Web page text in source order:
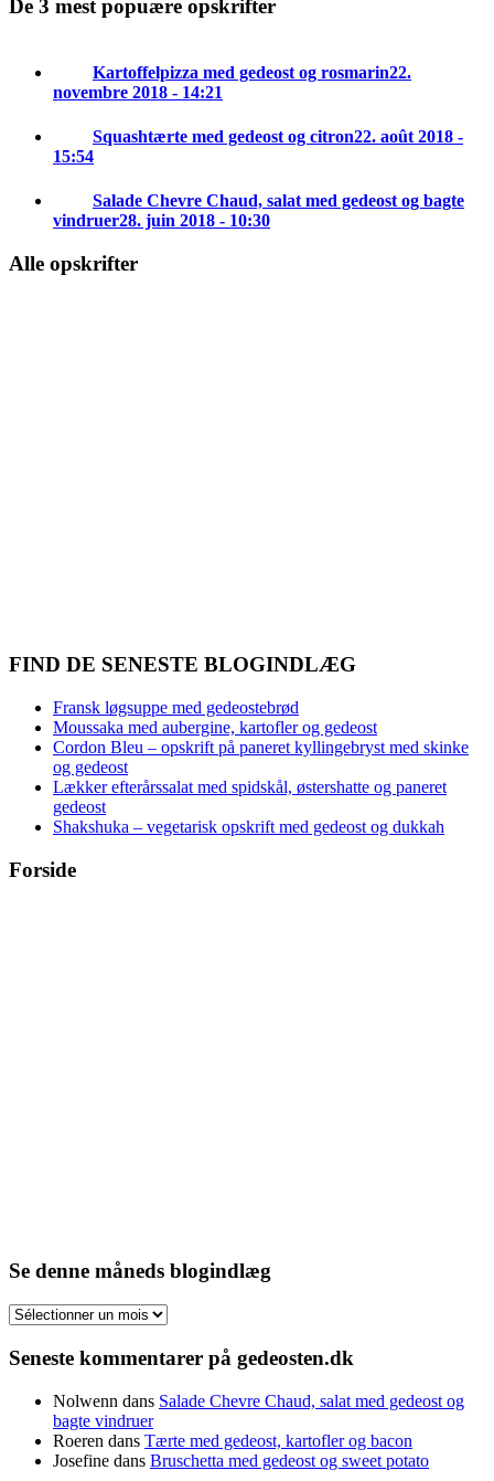
De 3 mest popuære opskrifter
Kartoffelpizza med gedeost og rosmarin22.
novembre 2018 - 14:21
Squashtærte med gedeost og citron22. août 2018 -
15:54
Salade Chevre Chaud, salat med gedeost og bagte
vindruer28. juin 2018 - 10:30
Alle opskrifter
FIND DE SENESTE BLOGINDLÆG
Fransk løgsuppe med gedeostebrød
Moussaka med aubergine, kartofler og gedeost
Cordon Bleu – opskrift på paneret kyllingebryst med skinke
og gedeost
Lækker efterårssalat med spidskål, østershatte og paneret
gedeost
Shakshuka – vegetarisk opskrift med gedeost og dukkah
Forside
Se denne måneds blogindlæg
Se
måneds
Seneste kommentarer på gedeosten.dk
Nolwenn dans Salade Chevre Chaud, salat med gedeost og
bagte vindruer
Roeren dans Tærte med gedeost, kartofler og bacon
Josefine dans Bruschetta med gedeost og sweet potato